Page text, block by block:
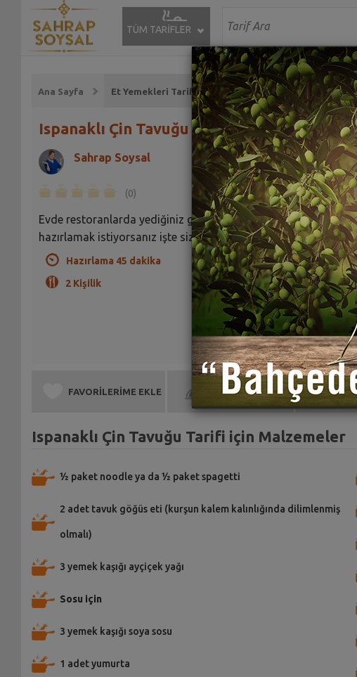
TÜM TARİFLER
Ana Sayfa Et Yemekleri Tarifleri
Ispanaklı Çin Tavuğu Tarifi
Sahrap Soysal
(0)
Evde restoranlarda yediğiniz güzellikle bir Çin yemeği
hazırlamak istiyorsanız işte size tarif.
Hazırlama 45 dakika
2 Kişilik
FAVORİLERİME EKLE BEN DE YAPTIM
Ispanaklı Çin Tavuğu Tarifi için Malzemeler
½ paket noodle ya da ½ paket spagetti
2 adet tavuk göğüs eti (kurşun kalem kalınlığında dilimlenmiş
olmalı)
3 yemek kaşığı ayçiçek yağı
Sosu için
3 yemek kaşığı soya sosu
1 adet yumurta